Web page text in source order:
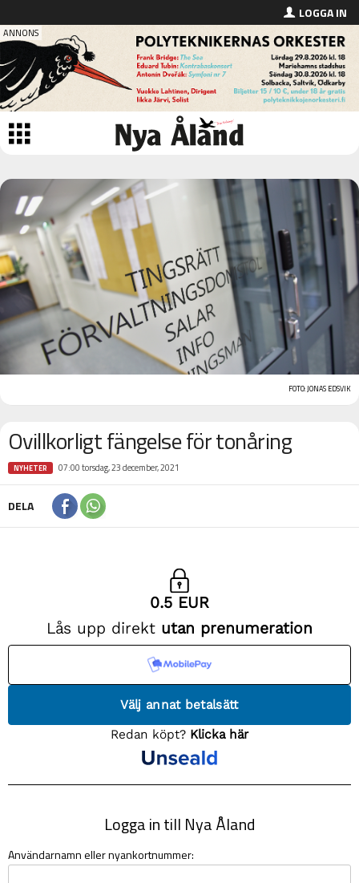
LOGGA IN
FOTO: JONAS EDSVIK
Ovillkorligt fängelse för tonåring
NYHETER 07:00 torsdag, 23 december, 2021
DELA